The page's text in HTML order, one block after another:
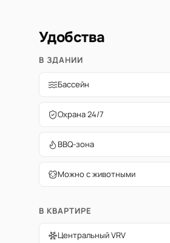
Удобства
В ЗДАНИИ
Бассейн
Охрана 24/7
BBQ-зона
Можно с животными
В КВАРТИРЕ
Центральный VRV